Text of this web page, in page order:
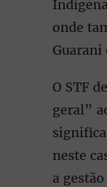
onde
Guarani
O STF
geral”
neste
a